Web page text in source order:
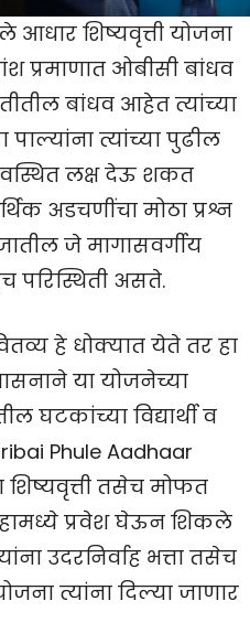
आधार शिष्यवृत्ती योजना
प्रमाणात ओबीसी बांधव
बांधव आहेत त्यांच्या
त्यांच्या पुढील
लक्ष देऊ शकत
अडचणींचा मोठा प्रश्न
जे मागासवर्गीय
परिस्थिती असते.
हे धोक्यात येते तर हा
या योजनेच्या
घटकांच्या विद्यार्थी व
Phule Aadhaar
शिष्यवृत्ती तसेच मोफत
प्रवेश घेऊन शिकले
उदरनिर्वाह भत्ता तसेच
त्यांना दिल्या जाणार